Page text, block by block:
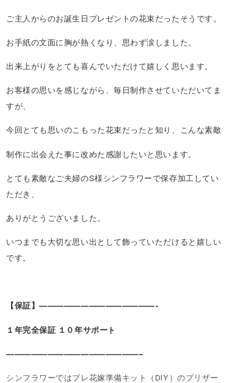
ご主人からのお誕生日プレゼントの花束だったそうです。
お手紙の文面に胸が熱くなり、思わず涙しました。
出来上がりをとても喜んでいただけて嬉しく思います。
お客様の思いを感じながら、毎日制作させていただいてま
すが、
今回とても思いのこもった花束だったと知り、こんな素敵
制作に出会えた事に改めた感謝したいと思います。
とても素敵なご夫婦のS様シンフラワーで保存加工してい
ただき、
ありがとうございました。
いつまでも大切な思い出として飾っていただけると嬉しい
です。
【保証】——————————————-
１年完全保証 １０年サポート
————————————————–
シンフラワーではプレ花嫁準備キット（DIY）のプリザー